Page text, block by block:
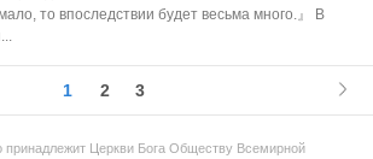
то впоследствии будет весьма много.』 В
1 2 3
принадлежит Церкви Бога Обществу Всемирной